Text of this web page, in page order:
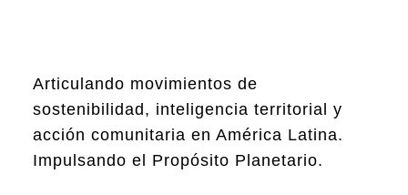
Articulando movimientos de
sostenibilidad, inteligencia territorial y
acción comunitaria en América Latina.
Impulsando el Propósito Planetario.